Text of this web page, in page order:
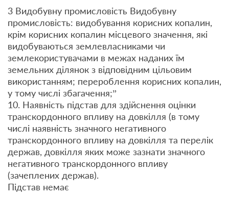
3 Видобувну промисловість Видобувну
промисловість: видобування корисних копалин,
крім корисних копалин місцевого значення, які
видобуваються землевласниками чи
землекористувачами в межах наданих їм
земельних ділянок з відповідним цільовим
використанням; перероблення корисних копалин,
у тому числі збагачення;”
10. Наявність підстав для здійснення оцінки
транскордонного впливу на довкілля (в тому
числі наявність значного негативного
транскордонного впливу на довкілля та перелік
держав, довкілля яких може зазнати значного
негативного транскордонного впливу
(зачеплених держав).
Підстав немає